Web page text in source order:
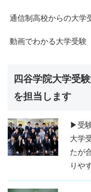
通信制高校からの大学
動画でわかる大学受験
四谷学院大学受
を担当します
▶受
大学
たが
りや